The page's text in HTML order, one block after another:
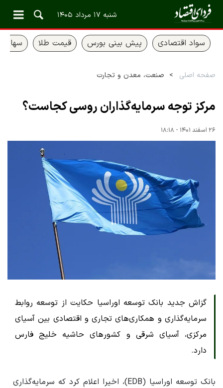
شنبه ۱۷ مرداد ۱۴۰۵
سواد اقتصادی پیش بینی بورس قیمت طلا سهام
صفحه اصلی صنعت، معدن و تجارت
مرکز توجه سرمایه‌گذاران روسی کجاست؟
۲۶ اسفند ۱۴۰۱ - ۱۸:۱۸
گزاش جدید بانک توسعه اوراسیا حکایت از توسعه روابط
سرمایه‌گذاری و همکاری‌های تجاری و اقتصادی بین آسیای
مرکزی، آسیای شرقی و کشورهای حاشیه خلیج فارس
دارد.
بانک توسعه اوراسیا (EDB)، اخیرا اعلام کرد که سرمایه‌گذاری